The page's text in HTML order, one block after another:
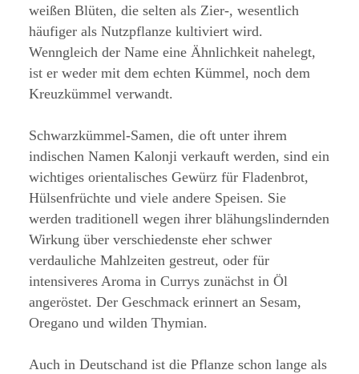
weißen Blüten, die selten als Zier-, wesentlich
häufiger als Nutzpflanze kultiviert wird.
Wenngleich der Name eine Ähnlichkeit nahelegt,
ist er weder mit dem echten Kümmel, noch dem
Kreuzkümmel verwandt.
Schwarzkümmel-Samen, die oft unter ihrem
indischen Namen Kalonji verkauft werden, sind ein
wichtiges orientalisches Gewürz für Fladenbrot,
Hülsenfrüchte und viele andere Speisen. Sie
werden traditionell wegen ihrer blähungslindernden
Wirkung über verschiedenste eher schwer
verdauliche Mahlzeiten gestreut, oder für
intensiveres Aroma in Currys zunächst in Öl
angeröstet. Der Geschmack erinnert an Sesam,
Oregano und wilden Thymian.
Auch in Deutschand ist die Pflanze schon lange als